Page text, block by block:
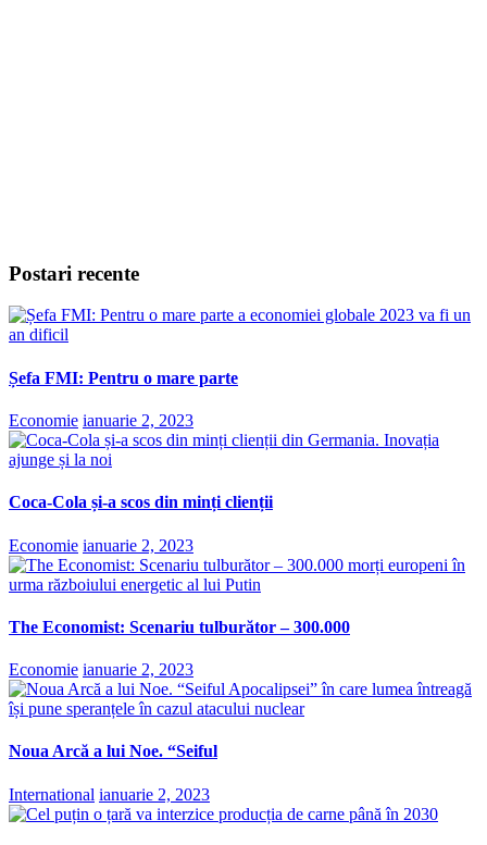
Postari recente
Șefa FMI: Pentru o mare parte
Economie ianuarie 2, 2023
Coca-Cola și-a scos din minți clienții
Economie ianuarie 2, 2023
The Economist: Scenariu tulburător – 300.000
Economie ianuarie 2, 2023
Noua Arcă a lui Noe. “Seiful
International ianuarie 2, 2023